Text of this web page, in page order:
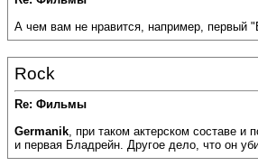
А чем вам не нравится, например, первый
Rock
Re: Фильмы
Germanik, при таком актерском составе и
и первая Бладрейн. Другое дело, что он